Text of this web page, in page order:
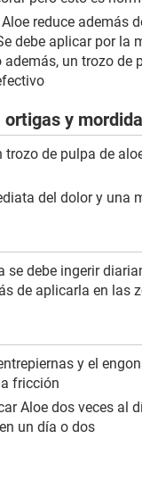
reduce además
debe aplicar por la
además, un trozo de
y
de pulpa de
del dolor y una
se debe ingerir
de aplicarla en las
y el
fricción
Aloe dos veces al
un día o dos